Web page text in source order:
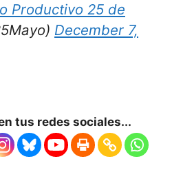
Productivo 25 de
December 7,
tus redes sociales...